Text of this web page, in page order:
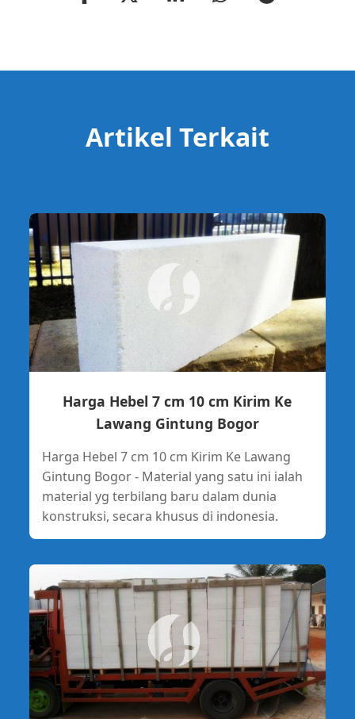
Artikel Terkait
Harga Hebel 7 cm 10 cm Kirim Ke
Lawang Gintung Bogor
Harga Hebel 7 cm 10 cm Kirim Ke Lawang
Gintung Bogor - Material yang satu ini ialah
material yg terbilang baru dalam dunia
konstruksi, secara khusus di indonesia.